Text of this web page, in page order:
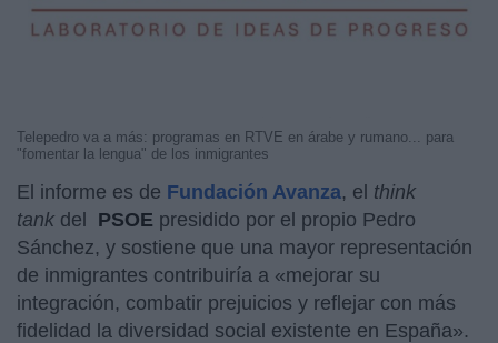
Telepedro va a más: programas en RTVE en árabe y rumano... para
"fomentar la lengua" de los inmigrantes
El informe es de Fundación Avanza, el think
tank del PSOE presidido por el propio Pedro
Sánchez, y sostiene que una mayor representación
de inmigrantes contribuiría a «mejorar su
integración, combatir prejuicios y reflejar con más
fidelidad la diversidad social existente en España».